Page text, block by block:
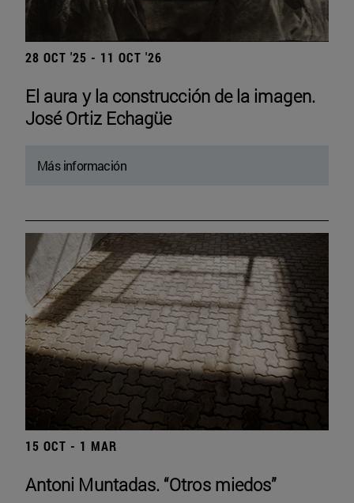
28 OCT '25 - 11 OCT '26
El aura y la construcción de la imagen.
José Ortiz Echagüe
Más información
15 OCT - 1 MAR
Antoni Muntadas. “Otros miedos”